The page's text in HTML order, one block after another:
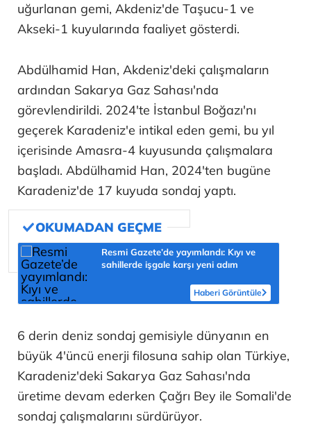
uğurlanan gemi, Akdeniz'de Taşucu-1 ve
Akseki-1 kuyularında faaliyet gösterdi.
Abdülhamid Han, Akdeniz'deki çalışmaların
ardından Sakarya Gaz Sahası'nda
görevlendirildi. 2024'te İstanbul Boğazı'nı
geçerek Karadeniz'e intikal eden gemi, bu yıl
içerisinde Amasra-4 kuyusunda çalışmalara
başladı. Abdülhamid Han, 2024'ten bugüne
Karadeniz'de 17 kuyuda sondaj yaptı.
Resmi Gazete’de yayımlandı: Kıyı ve
sahillerde işgale karşı yeni adım
Haberi Görüntüle
6 derin deniz sondaj gemisiyle dünyanın en
büyük 4'üncü enerji filosuna sahip olan Türkiye,
Karadeniz'deki Sakarya Gaz Sahası'nda
üretime devam ederken Çağrı Bey ile Somali'de
sondaj çalışmalarını sürdürüyor.